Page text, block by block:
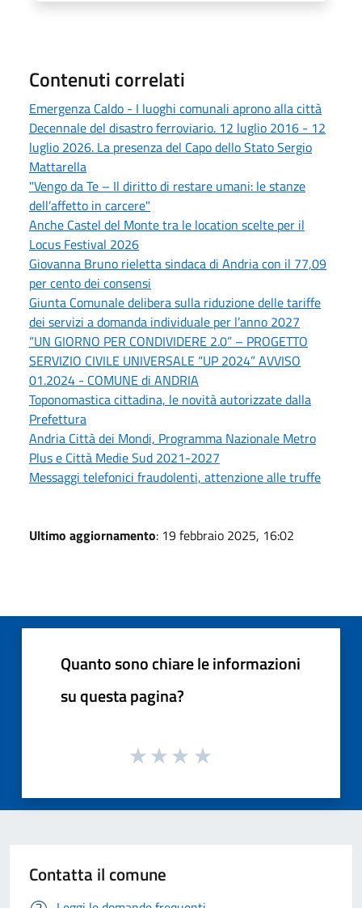
Contenuti correlati
Emergenza Caldo - I luoghi comunali aprono alla città
Decennale del disastro ferroviario. 12 luglio 2016 - 12
luglio 2026. La presenza del Capo dello Stato Sergio
Mattarella
"Vengo da Te – Il diritto di restare umani: le stanze
dell’affetto in carcere"
Anche Castel del Monte tra le location scelte per il
Locus Festival 2026
Giovanna Bruno rieletta sindaca di Andria con il 77,09
per cento dei consensi
Giunta Comunale delibera sulla riduzione delle tariffe
dei servizi a domanda individuale per l’anno 2027
“UN GIORNO PER CONDIVIDERE 2.0” – PROGETTO
SERVIZIO CIVILE UNIVERSALE “UP 2024” AVVISO
01.2024 - COMUNE di ANDRIA
Toponomastica cittadina, le novità autorizzate dalla
Prefettura
Andria Città dei Mondi, Programma Nazionale Metro
Plus e Città Medie Sud 2021-2027
Messaggi telefonici fraudolenti, attenzione alle truffe
Ultimo aggiornamento: 19 febbraio 2025, 16:02
Quanto sono chiare le informazioni
su questa pagina?
Contatta il comune